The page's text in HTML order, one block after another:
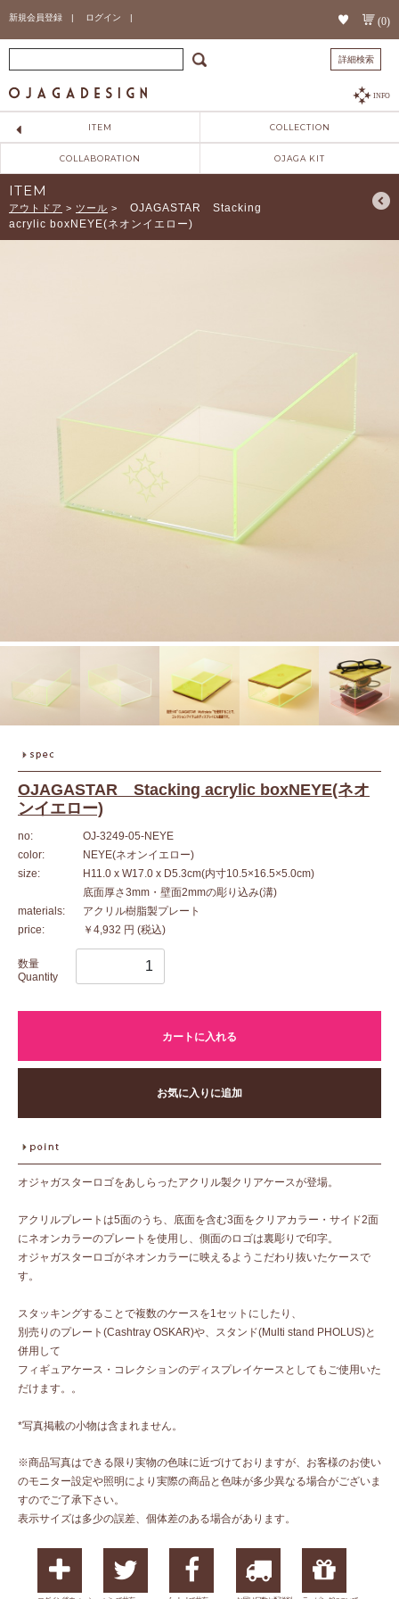
新規会員登録 | ログイン | (0)
詳細検索
INFO
ITEM COLLECTION
COLLABORATION OJAGA KIT
ITEM
アウトドア > ツール >
OJAGASTAR Stacking
acrylic boxNEYE(ネオンイエロー)
OJAGASTAR Stacking acrylic boxNEYE(ネオ
ンイエロー)
no:
OJ-3249-05-NEYE
color:
NEYE(ネオンイエロー)
size:
H11.0 x W17.0 x D5.3cm(内寸10.5×16.5×5.0cm)
底面厚さ3mm・壁面2mmの彫り込み(溝)
materials:
アクリル樹脂製プレート
price:
￥4,932 円 (税込)
数量
Quantity
カートに入れる
お気に入りに追加
オジャガスターロゴをあしらったアクリル製クリアケースが登場。
アクリルプレートは5面のうち、底面を含む3面をクリアカラー・サイド2面
にネオンカラーのプレートを使用し、側面のロゴは裏彫りで印字。
オジャガスターロゴがネオンカラーに映えるようこだわり抜いたケースで
す。
スタッキングすることで複数のケースを1セットにしたり、
別売りのプレート(Cashtray OSKAR)や、スタンド(Multi stand PHOLUS)と
併用して
フィギュアケース・コレクションのディスプレイケースとしてもご使用いた
だけます。。
*写真掲載の小物は含まれません。
※商品写真はできる限り実物の色味に近づけておりますが、お客様のお使い
のモニター設定や照明により実際の商品と色味が多少異なる場合がございま
すのでご了承下さい。
表示サイズは多少の誤差、個体差のある場合があります。